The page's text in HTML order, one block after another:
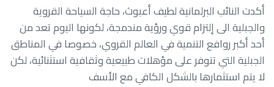
أكدت النائب البرلمانية لطيف أعبوث، حاجة السياحة القروية
والجبلية الى إلتزام قوي ورؤية مندمجة، لكونها اليوم تعد من
أحد أكبر روافع التنمية في العالم القروي، خصوصا في المناطق
الجبلية التي تتوفر على مؤهلات طبيعية وثقافية استثنائية، لكن
لا يتم استثمارها بالشكل الكافي مع الأسف